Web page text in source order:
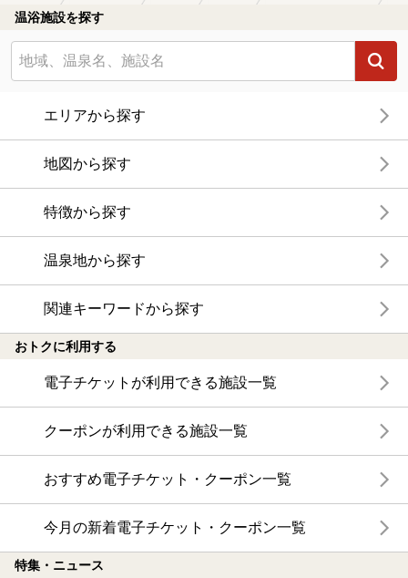
温浴施設を探す
エリアから探す
地図から探す
特徴から探す
温泉地から探す
関連キーワードから探す
おトクに利用する
電子チケットが利用できる施設一覧
クーポンが利用できる施設一覧
おすすめ電子チケット・クーポン一覧
今月の新着電子チケット・クーポン一覧
特集・ニュース